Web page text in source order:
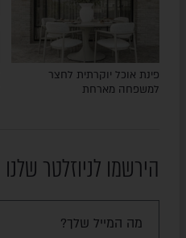
פינת אוכל יוקרתית לחצר
למשפחה מארחת
הירשמו לניוזלטר שלנו